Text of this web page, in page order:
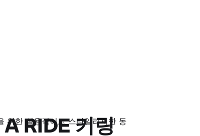
RIDE 키링
위한 실용적이고 스타일리시한 동